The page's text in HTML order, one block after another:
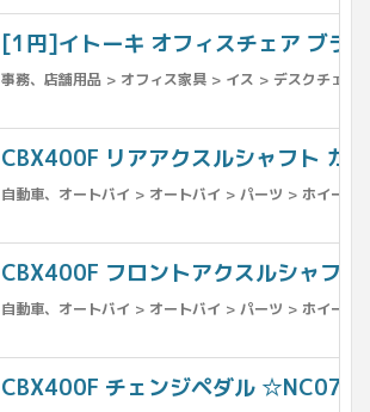
[1円]イトーキ オフィスチェア ブラ
事務、店舗用品 > オフィス家具 > イス > デスクチェア
CBX400F リアアクスルシャフト
自動車、オートバイ > オートバイ > パーツ > ホイール
CBX400F フロントアクスルシャフ
自動車、オートバイ > オートバイ > パーツ > ホイール
CBX400F チェンジペダル